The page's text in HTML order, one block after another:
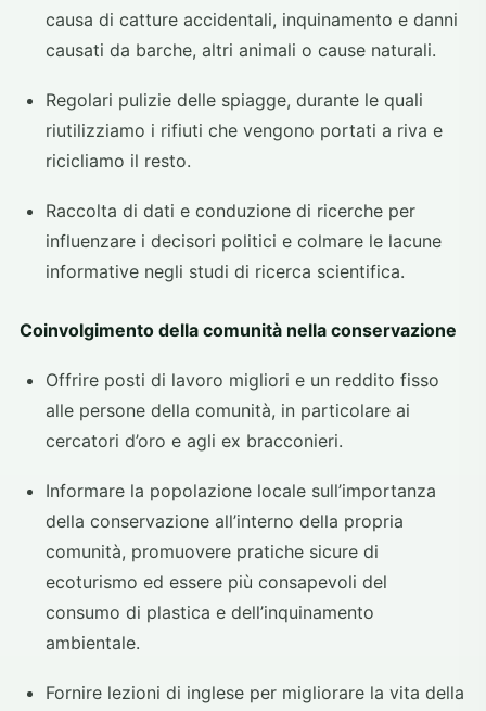
causa di catture accidentali, inquinamento e danni
causati da barche, altri animali o cause naturali.
Regolari pulizie delle spiagge, durante le quali
riutilizziamo i rifiuti che vengono portati a riva e
ricicliamo il resto.
Raccolta di dati e conduzione di ricerche per
influenzare i decisori politici e colmare le lacune
informative negli studi di ricerca scientifica.
Coinvolgimento della comunità nella conservazione
Offrire posti di lavoro migliori e un reddito fisso
alle persone della comunità, in particolare ai
cercatori d’oro e agli ex bracconieri.
Informare la popolazione locale sull’importanza
della conservazione all’interno della propria
comunità, promuovere pratiche sicure di
ecoturismo ed essere più consapevoli del
consumo di plastica e dell’inquinamento
ambientale.
Fornire lezioni di inglese per migliorare la vita della